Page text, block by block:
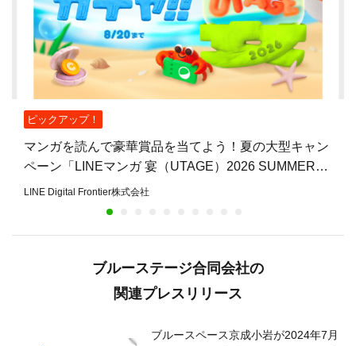
ピックアップ！
マンガを読んで豪華賞品を当てよう！夏の大型キャン
ペーン「LINEマンガ 宴（UTAGE）2026 SUMMER」
開催
LINE Digital Frontier株式会社
ブルーステージ合同会社の
関連プレスリリース
ブルースペース京成小岩が2024年7月